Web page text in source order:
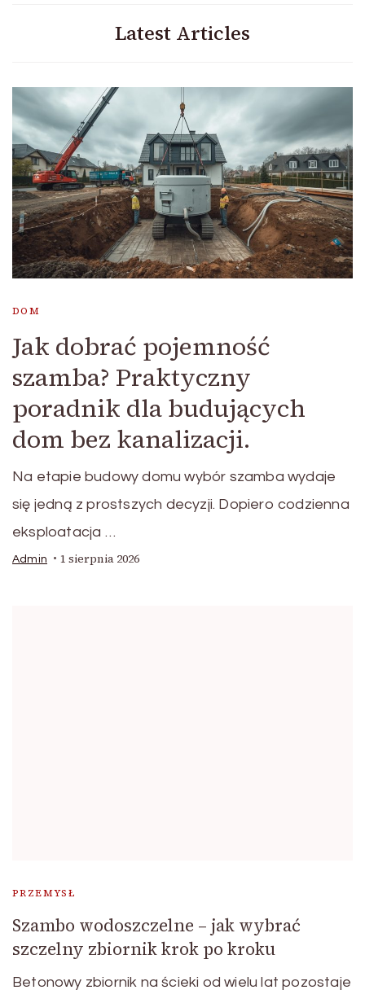
Latest Articles
DOM
Jak dobrać pojemność
szamba? Praktyczny
poradnik dla budujących
dom bez kanalizacji.
Na etapie budowy domu wybór szamba wydaje
się jedną z prostszych decyzji. Dopiero codzienna
eksploatacja …
Admin 1 sierpnia 2026
PRZEMYSŁ
Szambo wodoszczelne – jak wybrać
szczelny zbiornik krok po kroku
Betonowy zbiornik na ścieki od wielu lat pozostaje